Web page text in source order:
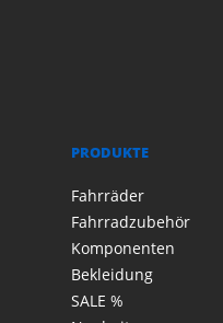
PRODUKTE
Fahrräder
Fahrradzubehör
Komponenten
Bekleidung
SALE %